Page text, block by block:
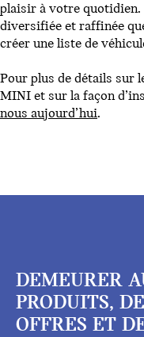
plaisir à votre quotidien.
diversifiée et raffinée
créer une liste de
Pour plus de détails sur
MINI et sur la façon
nous aujourd’hui.
DEMEURER
PRODUITS,
OFFRES ET